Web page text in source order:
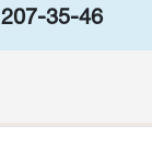
207-35-46